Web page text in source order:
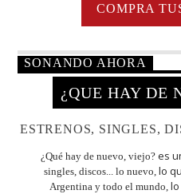
COMPRA
SONANDO AHORA
¿QUE HAY DE
ESTRENOS, SINGLES,
¿Qué hay de nuevo, viejo? es
singles, discos... lo nuevo, lo
Argentina y todo el mundo,